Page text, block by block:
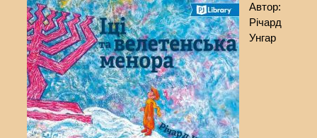
Автор:
Річард
Унгар